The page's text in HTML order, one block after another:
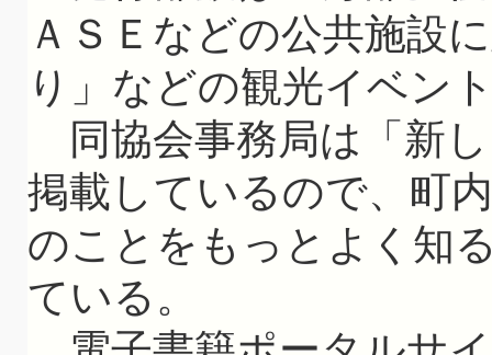
ＡＳＥなどの公共施設
り」などの観光イベン
同協会事務局は「新
掲載しているので、町
のことをもっとよく知
ている。